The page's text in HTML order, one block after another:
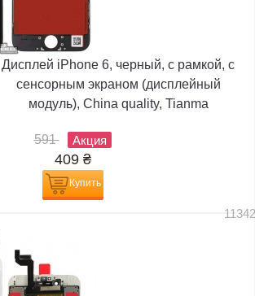
Дисплей iPhone 6, черный, с рамкой, с
сенсорным экраном (дисплейный
модуль), China quality, Tianma
591 Акция
409 ₴
Купить